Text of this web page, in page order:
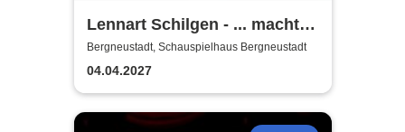
Lennart Schilgen - ... macht
nichts! Lieder vom Schleifen
und Schleifen lassen
Bergneustadt, Schauspielhaus Bergneustadt
04.04.2027